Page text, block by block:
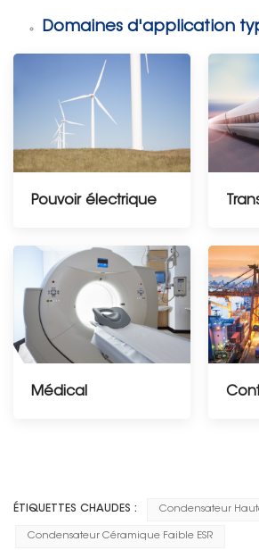
Domaines d'application
Pouvoir électrique
Médical
ÉTIQUETTES CHAUDES : Condensateur
Condensateur Céramique Faible ESR